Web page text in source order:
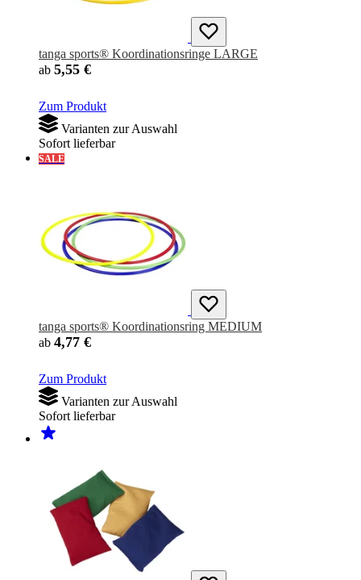
tanga sports® Koordinationsringe LARGE
ab 5,55 €
Zum Produkt
Varianten zur Auswahl
Sofort lieferbar
SALE
tanga sports® Koordinationsring MEDIUM
ab 4,77 €
Zum Produkt
Varianten zur Auswahl
Sofort lieferbar